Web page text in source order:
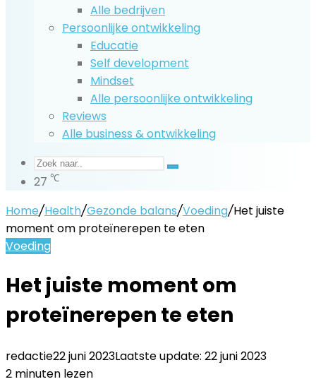
Alle bedrijven
Persoonlijke ontwikkeling
Educatie
Self development
Mindset
Alle persoonlijke ontwikkeling
Reviews
Alle business & ontwikkeling
Zoek
27 ℃
Home/Health/Gezonde balans/Voeding/Het juiste
moment om proteïnerepen te eten
Voeding
Het juiste moment om
proteïnerepen te eten
redactie22 juni 2023Laatste update: 22 juni 2023
2 minuten lezen